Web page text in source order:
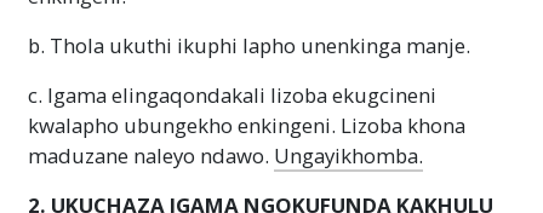
b. Thola ukuthi ikuphi lapho unenkinga manje.
c. Igama elingaqondakali lizoba ekugcineni
kwalapho ubungekho enkingeni. Lizoba khona
maduzane naleyo ndawo. Ungayikhomba.
2. UKUCHAZA IGAMA NGOKUFUNDA KAKHULU